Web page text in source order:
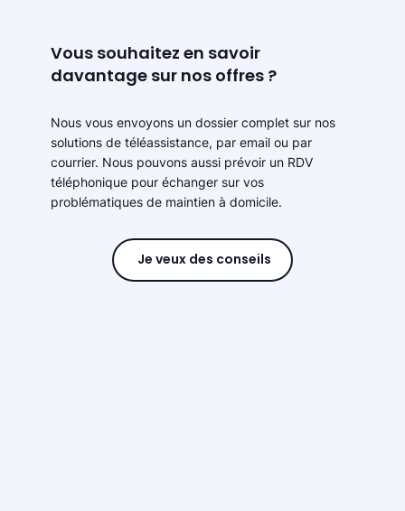
Vous souhaitez en savoir
davantage sur nos offres ?
Nous vous envoyons un dossier complet sur nos
solutions de téléassistance, par email ou par
courrier. Nous pouvons aussi prévoir un RDV
téléphonique pour échanger sur vos
problématiques de maintien à domicile.
Je veux des conseils